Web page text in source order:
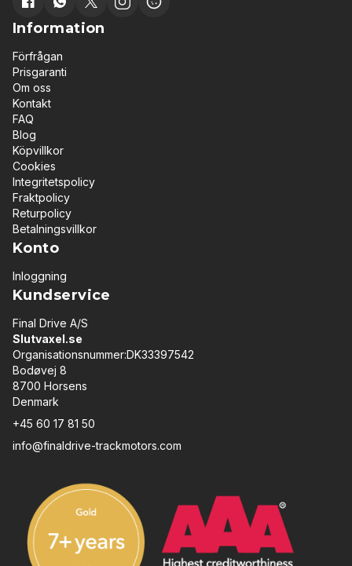
Information
Förfrågan
Prisgaranti
Om oss
Kontakt
FAQ
Blog
Köpvillkor
Cookies
Integritetspolicy
Fraktpolicy
Returpolicy
Betalningsvillkor
Konto
Inloggning
Kundservice
Final Drive A/S
Slutvaxel.se
Organisationsnummer:DK33397542
Bodøvej 8
8700 Horsens
Denmark
+45 60 17 81 50
info@finaldrive-trackmotors.com